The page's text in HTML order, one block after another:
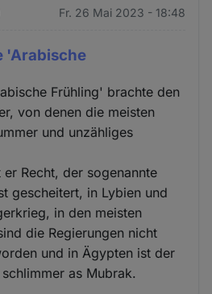
Fr. 26 Mai 2023 - 18:48
'Arabische
Frühling' brachte den
von denen die meisten
und unzähliges
Recht, der sogenannte
gescheitert, in Lybien und
in den meisten
die Regierungen nicht
und in Ägypten ist der
as Mubrak.